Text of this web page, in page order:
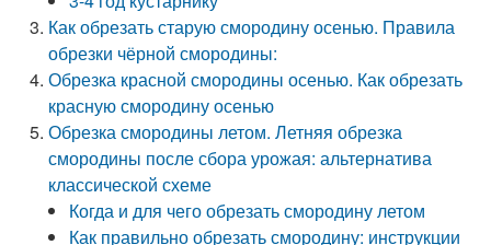
Как обрезать старую смородину осенью. Правила
обрезки чёрной смородины:
Обрезка красной смородины осенью. Как обрезать
красную смородину осенью
Обрезка смородины летом. Летняя обрезка
смородины после сбора урожая: альтернатива
классической схеме
Когда и для чего обрезать смородину летом
Как правильно обрезать смородину: инструкции